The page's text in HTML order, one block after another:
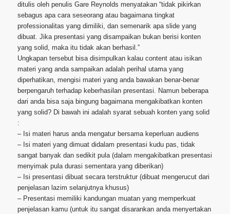
ditulis oleh penulis Gare Reynolds menyatakan “tidak pikirkan
sebagus apa cara seseorang atau bagaimana tingkat
professionalitas yang dimiliki, dan semenarik apa slide yang
dibuat. Jika presentasi yang disampaikan bukan berisi konten
yang solid, maka itu tidak akan berhasil.”
Ungkapan tersebut bisa disimpulkan kalau content atau isikan
materi yang anda sampaikan adalah perihal utama yang
diperhatikan, mengisi materi yang anda bawakan benar-benar
berpengaruh terhadap keberhasilan presentasi. Namun beberapa
dari anda bisa saja bingung bagaimana mengakibatkan konten
yang solid? Di bawah ini adalah syarat sebuah konten yang solid
:
– Isi materi harus anda mengatur bersama keperluan audiens
– Isi materi yang dimuat didalam presentasi kudu pas, tidak
sangat banyak dan sedikit pula (dalam mengakibatkan presentasi
menyimak pula durasi sementara yang diberikan)
– Isi presentasi dibuat secara terstruktur (dibuat mengerucut dari
penjelasan lazim selanjutnya khusus)
– Presentasi memiliki kandungan muatan yang memperkuat
penjelasan kamu (untuk itu sangat disarankan anda menyertakan